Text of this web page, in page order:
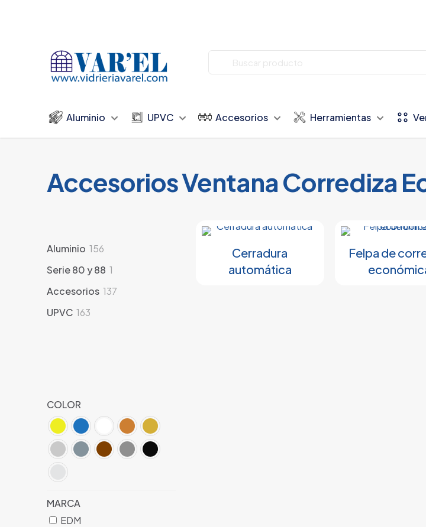
Aluminio UPVC Accesorios Herramientas
Accesorios Ventana Corrediza
Aluminio 156
Serie 80 y 88 1
Accesorios 137
UPVC 163
COLOR
MARCA
EDM
Cerradura
automática
Felpa de